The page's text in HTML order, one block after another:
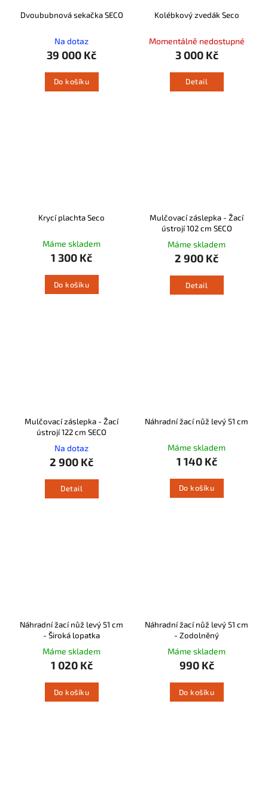
Dvoububnová sekačka SECO
Na dotaz
39 000 Kč
Do košíku
Kolébkový zvedák Seco
Momentálně nedostupné
3 000 Kč
Detail
Krycí plachta Seco
Máme skladem
1 300 Kč
Do košíku
Mulčovací záslepka - Žací
ústrojí 102 cm SECO
Máme skladem
2 900 Kč
Detail
Mulčovací záslepka - Žací
ústrojí 122 cm SECO
Na dotaz
2 900 Kč
Detail
Náhradní žací nůž levý 51 cm
Máme skladem
1 140 Kč
Do košíku
Náhradní žací nůž levý 51 cm
- Široká lopatka
Máme skladem
1 020 Kč
Do košíku
Náhradní žací nůž levý 51 cm
- Zodolněný
Máme skladem
990 Kč
Do košíku